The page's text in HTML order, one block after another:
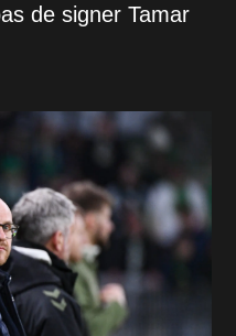
de signer Tamar